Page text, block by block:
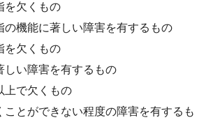
を欠くもの
の機能に著しい障害を有するもの
を欠くもの
しい障害を有するもの
上で欠くもの
ことができない程度の障害を有するも